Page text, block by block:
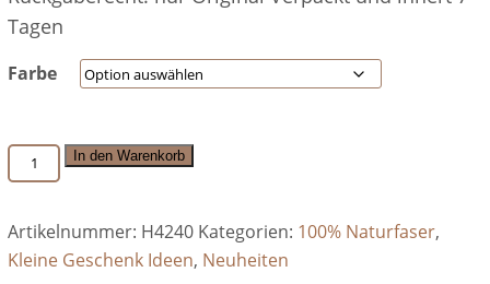
Tagen
Farbe
PROVENCE
Streifen
Farben
-
In den Warenkorb
Artikelnummer: H4240 Kategorien: 100% Naturfaser,
Kleine Geschenk Ideen, Neuheiten